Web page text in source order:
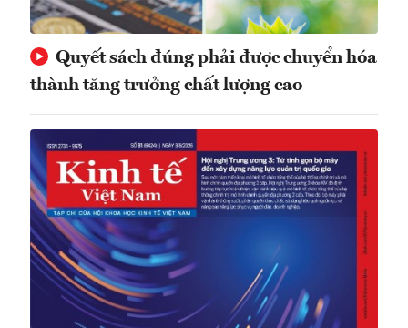
Quyết sách đúng phải được chuyển hóa
thành tăng trưởng chất lượng cao